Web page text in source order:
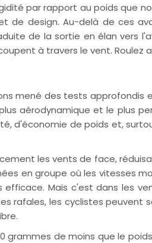
rapport au poids que notre
design. Au-delà de ces
de la sortie en élan vers
à travers le vent. Roulez
mené des tests approfondis
aérodynamique et le plus
d'économie de poids et,
les vents de face,
en groupe où les vitesses
Mais c'est dans les
rafales, les cyclistes
grammes de moins que le